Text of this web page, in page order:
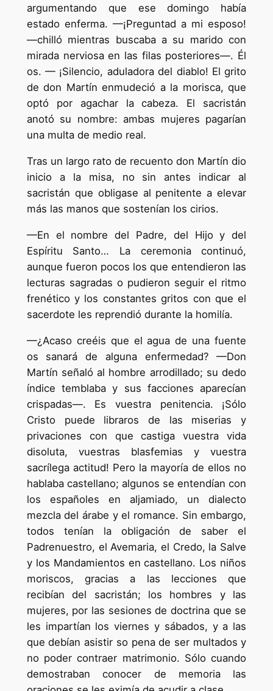
argumentando que ese domingo había
estado enferma. —¡Preguntad a mi esposo!
—chilló mientras buscaba a su marido con
mirada nerviosa en las filas posteriores—. Él
os. — ¡Silencio, aduladora del diablo! El grito
de don Martín enmudeció a la morisca, que
optó por agachar la cabeza. El sacristán
anotó su nombre: ambas mujeres pagarían
una multa de medio real.
Tras un largo rato de recuento don Martín dio
inicio a la misa, no sin antes indicar al
sacristán que obligase al penitente a elevar
más las manos que sostenían los cirios.
—En el nombre del Padre, del Hijo y del
Espíritu Santo… La ceremonia continuó,
aunque fueron pocos los que entendieron las
lecturas sagradas o pudieron seguir el ritmo
frenético y los constantes gritos con que el
sacerdote les reprendió durante la homilía.
—¿Acaso creéis que el agua de una fuente
os sanará de alguna enfermedad? —Don
Martín señaló al hombre arrodillado; su dedo
índice temblaba y sus facciones aparecían
crispadas—. Es vuestra penitencia. ¡Sólo
Cristo puede libraros de las miserias y
privaciones con que castiga vuestra vida
disoluta, vuestras blasfemias y vuestra
sacrílega actitud! Pero la mayoría de ellos no
hablaba castellano; algunos se entendían con
los españoles en aljamiado, un dialecto
mezcla del árabe y el romance. Sin embargo,
todos tenían la obligación de saber el
Padrenuestro, el Avemaria, el Credo, la Salve
y los Mandamientos en castellano. Los niños
moriscos, gracias a las lecciones que
recibían del sacristán; los hombres y las
mujeres, por las sesiones de doctrina que se
les impartían los viernes y sábados, y a las
que debían asistir so pena de ser multados y
no poder contraer matrimonio. Sólo cuando
demostraban conocer de memoria las